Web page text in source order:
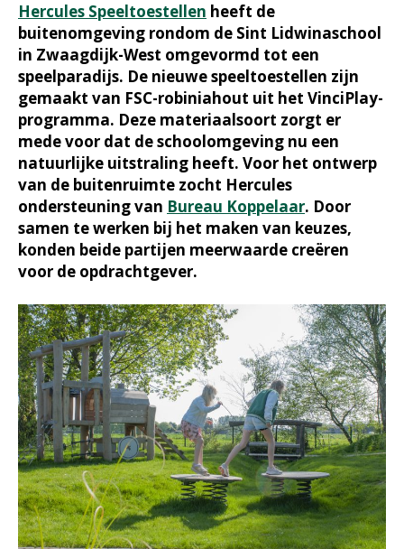
Hercules Speeltoestellen heeft de
buitenomgeving rondom de Sint Lidwinaschool
in Zwaagdijk-West omgevormd tot een
speelparadijs. De nieuwe speeltoestellen zijn
gemaakt van FSC-robiniahout uit het VinciPlay-
programma. Deze materiaalsoort zorgt er
mede voor dat de schoolomgeving nu een
natuurlijke uitstraling heeft. Voor het ontwerp
van de buitenruimte zocht Hercules
ondersteuning van Bureau Koppelaar. Door
samen te werken bij het maken van keuzes,
konden beide partijen meerwaarde creëren
voor de opdrachtgever.